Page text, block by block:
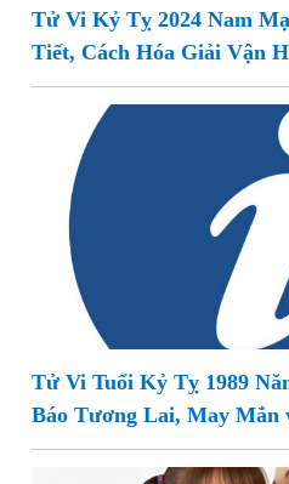
Tử Vi Kỷ Tỵ 2024 Nam
Tiết, Cách Hóa Giải Vận
Tử Vi Tuổi Kỷ Tỵ 1989
Báo Tương Lai, May Mắn